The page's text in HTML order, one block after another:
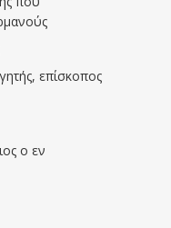
επίσκοπος
ο εν